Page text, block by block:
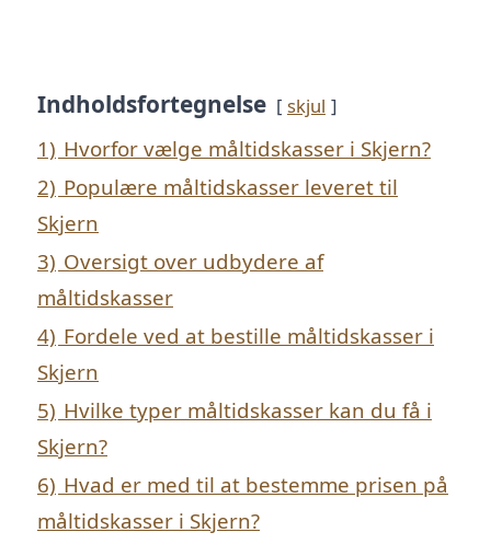
Indholdsfortegnelse skjul
1) Hvorfor vælge måltidskasser i Skjern?
2) Populære måltidskasser leveret til
Skjern
3) Oversigt over udbydere af
måltidskasser
4) Fordele ved at bestille måltidskasser i
Skjern
5) Hvilke typer måltidskasser kan du få i
Skjern?
6) Hvad er med til at bestemme prisen på
måltidskasser i Skjern?